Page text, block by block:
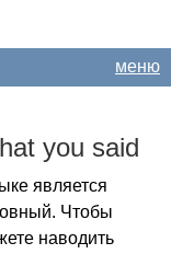
меню
you said
является
Чтобы
наводить